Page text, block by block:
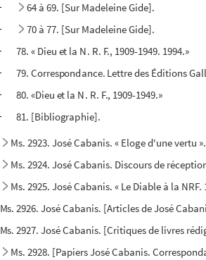
64 à 69. [Sur Madeleine Gide].
70 à 77. [Sur Madeleine Gide].
78. « Dieu et la N. R. F., 1909-1949. 1994.»
79. Correspondance. Lettre des Éditions
80. «Dieu et la N. R. F., 1909-1949.»
81. [Bibliographie].
Ms. 2923. José Cabanis. « Eloge d'une vertu ».
Ms. 2924. José Cabanis. Discours de
Ms. 2925. José Cabanis. « Le Diable à la NRF.
Ms. 2926. José Cabanis. [Articles de José
Ms. 2927. José Cabanis. [Critiques de livres
Ms. 2928. [Papiers José Cabanis.